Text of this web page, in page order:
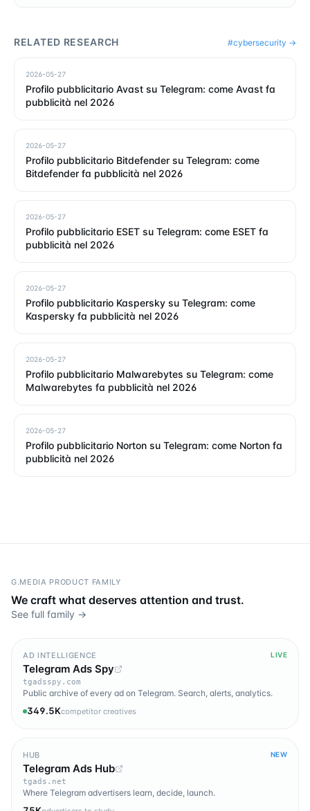
RELATED RESEARCH #cybersecurity →
2026-05-27
Profilo pubblicitario Avast su Telegram: come Avast fa
pubblicità nel 2026
2026-05-27
Profilo pubblicitario Bitdefender su Telegram: come
Bitdefender fa pubblicità nel 2026
2026-05-27
Profilo pubblicitario ESET su Telegram: come ESET fa
pubblicità nel 2026
2026-05-27
Profilo pubblicitario Kaspersky su Telegram: come
Kaspersky fa pubblicità nel 2026
2026-05-27
Profilo pubblicitario Malwarebytes su Telegram: come
Malwarebytes fa pubblicità nel 2026
2026-05-27
Profilo pubblicitario Norton su Telegram: come Norton fa
pubblicità nel 2026
G.MEDIA PRODUCT FAMILY
We craft what deserves attention and trust.
See full family →
AD INTELLIGENCE LIVE
Telegram Ads Spy
tgadsspy.com
Public archive of every ad on Telegram. Search, alerts, analytics.
349.5Kcompetitor creatives
HUB NEW
Telegram Ads Hub
tgads.net
Where Telegram advertisers learn, decide, launch.